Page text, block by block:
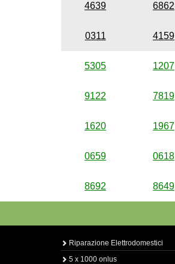
4639 6862
0311 4159
5305 1207
9122 7819
1620 1967
0659 0618
8692 8649
Riparazione Elettrodomestici
5 x 1000 onlus